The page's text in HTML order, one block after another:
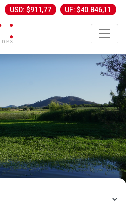
USD: $911,77 UF: $40.846,11